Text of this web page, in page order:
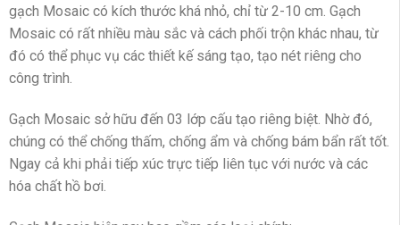
gạch Mosaic có kích thước khá nhỏ, chỉ từ 2-10 cm. Gạch
Mosaic có rất nhiều màu sắc và cách phối trộn khác nhau, từ
đó có thể phục vụ các thiết kế sáng tạo, tạo nét riêng cho
công trình.
Gạch Mosaic sở hữu đến 03 lớp cấu tạo riêng biệt. Nhờ đó,
chúng có thể chống thấm, chống ẩm và chống bám bẩn rất tốt.
Ngay cả khi phải tiếp xúc trực tiếp liên tục với nước và các
hóa chất hồ bơi.